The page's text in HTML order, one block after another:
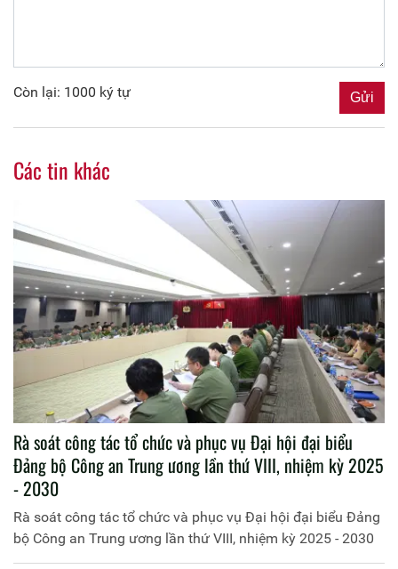
Còn lại: 1000 ký tự
Các tin khác
Rà soát công tác tổ chức và phục vụ Đại hội đại biểu
Đảng bộ Công an Trung ương lần thứ VIII, nhiệm kỳ 2025
- 2030
Rà soát công tác tổ chức và phục vụ Đại hội đại biểu Đảng
bộ Công an Trung ương lần thứ VIII, nhiệm kỳ 2025 - 2030